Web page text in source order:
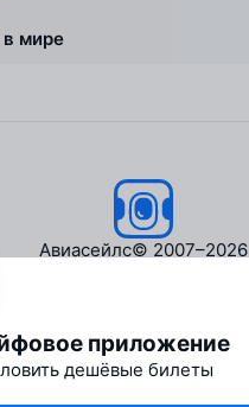
мире
Авиасейлс© 2007–2026
Пресс‑центр
Travelpayouts
Партнёрская программа
приложение
дешёвые билеты